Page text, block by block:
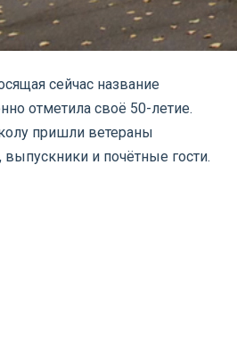
сейчас название
отметила своё 50-летие.
пришли ветераны
выпускники и почётные гости.